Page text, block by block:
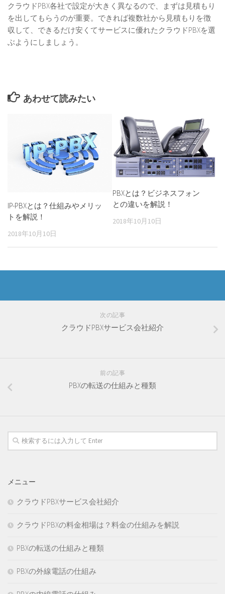
クラウドPBX各社で設定が大きく異なるので、まずは見積もり
を出してもらうのが重要。できれば複数社から見積もりを徴
収して、できるだけ安くてサービスに優れたクラウドPBXを選
ぶようにしましょう。
あわせて読みたい
IP-PBXとは？仕組みやメリッ
トを解説！
2018年10月10日
PBXとは？ビジネスフォン
との違いを解説！
2018年10月10日
次の記事
クラウドPBXサービス会社紹介
前の記事
PBXの転送の仕組みと種類
メニュー
クラウドPBXサービス会社紹介
クラウドPBXの料金相場は？料金の仕組みを解説
PBXの転送の仕組みと種類
PBXの外線電話の仕組み